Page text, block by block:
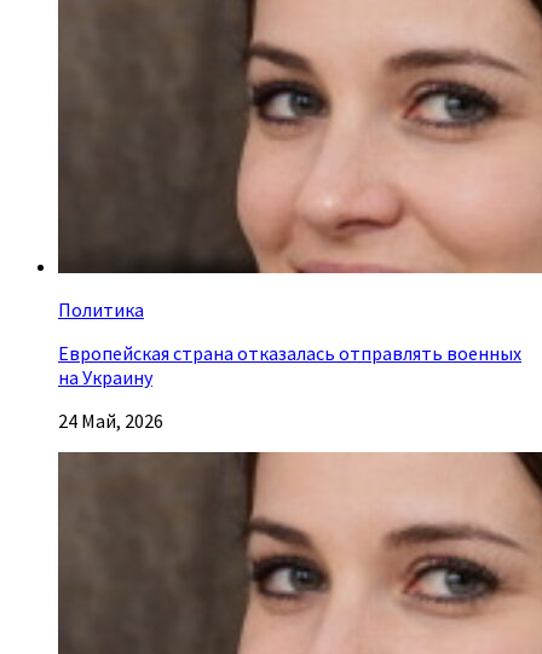
Политика
Европейская страна отказалась отправлять военных
на Украину
24 Май, 2026